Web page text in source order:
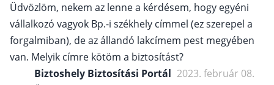
Üdvözlöm, nekem az lenne a kérdésem, hogy egyéni
vállalkozó vagyok Bp.-i székhely címmel (ez szerepel a
forgalmiban), de az állandó lakcímem pest megyében
van. Melyik címre kötöm a biztosítást?
Biztoshely Biztosítási Portál 2023. február 08.